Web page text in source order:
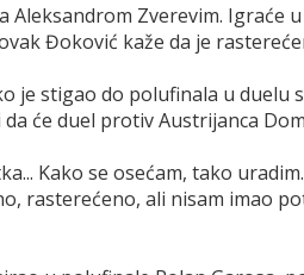
Aleksandrom Zverevim. Igraće
Đoković kaže da je
je stigao do polufinala u duelu
će duel protiv Austrijanca
Kako se osećam, tako
rasterećeno, ali nisam imao